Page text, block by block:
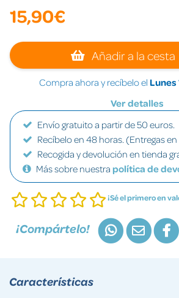
15,90€
Añadir a la cesta
Compra ahora y recíbelo el Lunes
Ver detalles
Envío gratuito a partir de 50 euros.
Recíbelo en 48 horas. (Entregas
Recogida y devolución en tienda
Más sobre nuestra política de
¡Sé el primero en
¡Compártelo!
Características